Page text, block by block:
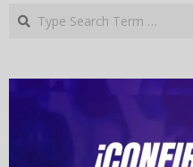
Search